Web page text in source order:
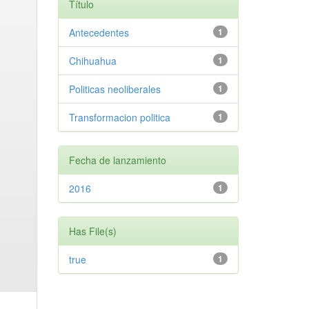
Título
1
Antecedentes
1
Chihuahua
1
Politicas neoliberales
1
Transformacion politica
Fecha de lanzamiento
1
2016
Has File(s)
1
true